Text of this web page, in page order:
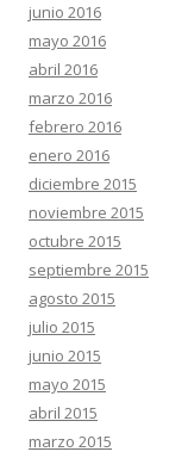
junio 2016
mayo 2016
abril 2016
marzo 2016
febrero 2016
enero 2016
diciembre 2015
noviembre 2015
octubre 2015
septiembre 2015
agosto 2015
julio 2015
junio 2015
mayo 2015
abril 2015
marzo 2015